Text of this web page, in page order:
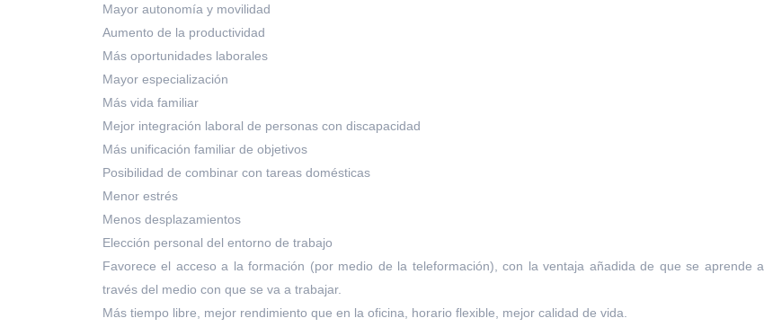
Mayor autonomía y movilidad
Aumento de la productividad
Más oportunidades laborales
Mayor especialización
Más vida familiar
Mejor integración laboral de personas con discapacidad
Más unificación familiar de objetivos
Posibilidad de combinar con tareas domésticas
Menor estrés
Menos desplazamientos
Elección personal del entorno de trabajo
Favorece el acceso a la formación (por medio de la teleformación), con la ventaja añadida de que se aprende a
través del medio con que se va a trabajar.
Más tiempo libre, mejor rendimiento que en la oficina, horario flexible, mejor calidad de vida.